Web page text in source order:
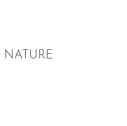
NATURE